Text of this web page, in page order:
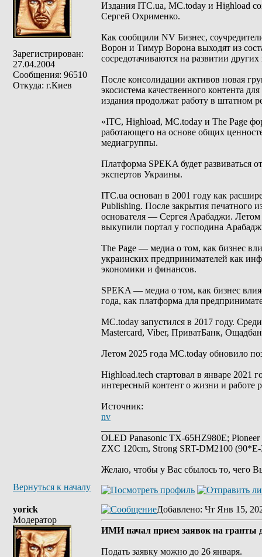
Зарегистрирован:
27.04.2004
Сообщения: 96510
Откуда: г.Киев
Издания ITC.ua, MC.today и Highload
Сергей Охрименко.
Как сообщили NV Бизнес,
Ворон и Тимур Ворона выходят из
сосредотачиваются на развитии других
После консолидации активов новая
экосистема качественного контента
издания продолжат работу в штатном
«ITC, Highload, MC.today и The Page
работающего на основе общих
медиагруппы.
Платформа SPEKA будет развиваться
экспертов Украины.
ITC.ua основан в 2001 году как
Publishing. После закрытия печатного
основателя — Сергея Арабаджи.
выкупили портал у господина
The Page — медиа о том, как бизнес
украинских предпринимателей как
экономики и финансов.
SPEKA — медиа о том, как бизнес
года, как платформа для
MC.today запустился в 2017 году.
Mastercard, Viber, ПриватБанк,
Летом 2025 года MC.today обновило
Highload.tech стартовал в январе 2021
интересный контент о жизни и работе
Источник:
nv
OLED Panasonic TX-65HZ980E;
ZXC 120cm, Strong SRT-DM2100
Желаю, чтобы у Вас сбылось то, чего
Вернуться к началу
yorick
Модератор
Добавлено: Чт Янв 15,
ИМИ начал прием заявок на гранты
Подать заявку можно до 26 января.